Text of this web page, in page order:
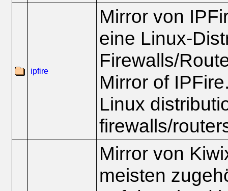
ipfire
Mirror von
eine Linux-
Firewalls/
Mirror of
Linux
firewalls/
Mirror von
meisten